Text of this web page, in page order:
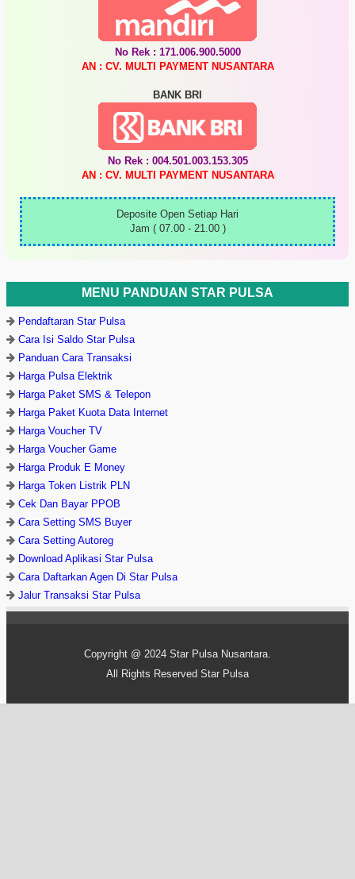
No Rek : 171.006.900.5000
AN : CV. MULTI PAYMENT NUSANTARA
BANK BRI
No Rek : 004.501.003.153.305
AN : CV. MULTI PAYMENT NUSANTARA
Deposite Open Setiap Hari
Jam ( 07.00 - 21.00 )
MENU PANDUAN STAR PULSA
Pendaftaran Star Pulsa
Cara Isi Saldo Star Pulsa
Panduan Cara Transaksi
Harga Pulsa Elektrik
Harga Paket SMS & Telepon
Harga Paket Kuota Data Internet
Harga Voucher TV
Harga Voucher Game
Harga Produk E Money
Harga Token Listrik PLN
Cek Dan Bayar PPOB
Cara Setting SMS Buyer
Cara Setting Autoreg
Download Aplikasi Star Pulsa
Cara Daftarkan Agen Di Star Pulsa
Jalur Transaksi Star Pulsa
Copyright @ 2024 Star Pulsa Nusantara
All Rights Reserved Star Pulsa